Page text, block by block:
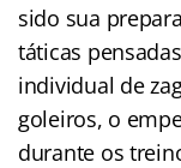
sido sua
táticas
individual de
goleiros, o
durante os